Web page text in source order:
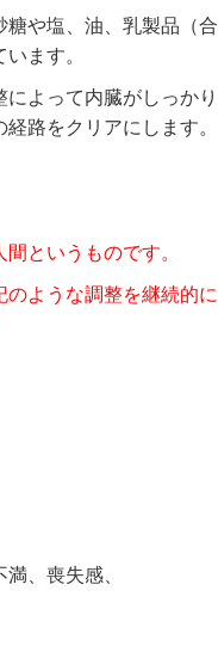
糖や塩、油、乳製品（合
ます。
よって内臓がしっかり
路をクリアにします。
というものです。
ような調整を継続的に
、喪失感、